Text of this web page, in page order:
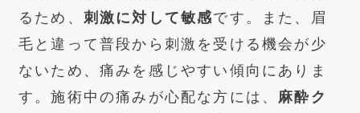
るため、 刺激に対して敏感です。また、眉
毛と違って普段から刺激を受ける機会が少
ないため、痛みを感じやすい傾向にありま
す。施術中の痛みが心配な方には、 麻酔ク